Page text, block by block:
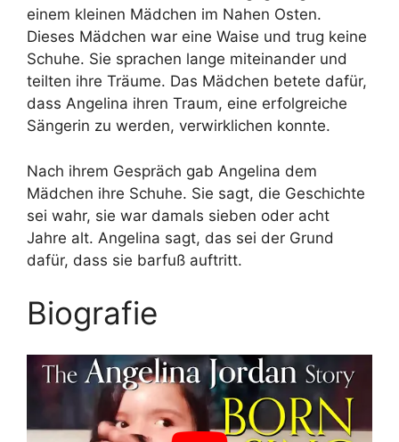
einem kleinen Mädchen im Nahen Osten.
Dieses Mädchen war eine Waise und trug keine
Schuhe. Sie sprachen lange miteinander und
teilten ihre Träume. Das Mädchen betete dafür,
dass Angelina ihren Traum, eine erfolgreiche
Sängerin zu werden, verwirklichen konnte.
Nach ihrem Gespräch gab Angelina dem
Mädchen ihre Schuhe. Sie sagt, die Geschichte
sei wahr, sie war damals sieben oder acht
Jahre alt. Angelina sagt, das sei der Grund
dafür, dass sie barfuß auftritt.
Biografie